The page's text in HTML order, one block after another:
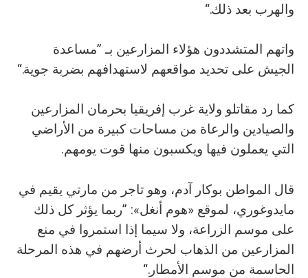
والهرب بعد ذلك.“
واتهم المتشددون هؤلاء المزارعين بـ ”مساعدة
الجيش على تحديد مواقعهم لاستهدافهم بضربة جوية.“
كما رد مقاتلو ولاية غرب إفريقيا بحرمان المزارعين
والصيادين والرعاة من مساحات كبيرة من الأراضي
التي يعملون فيها ويكسبون منها قوت يومهم.
قال المواطن بوكار آدم، وهو تاجر من مارتي يقيم في
مايدوغوري، لموقع «هوم أنغل»: ”ربما يؤثر كل ذلك
على موسم الزراعة، ولا سيما إذا استمروا في منع
المزارعين من الذهاب لحرث أرضهم في هذه المرحلة
الحاسمة من موسم الأمطار.“